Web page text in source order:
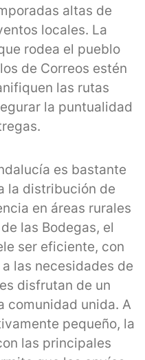
altas de
locales. La
rodea el pueblo
de Correos estén
las rutas
la puntualidad
es bastante
la distribución de
en áreas rurales
las Bodegas, el
ser eficiente, con
las necesidades de
disfrutan de un
comunidad unida. A
pequeño, la
las principales